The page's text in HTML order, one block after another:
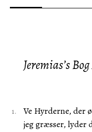
Jeremias’s Bog
Ve Hyrderne, der
jeg græsser, lyder